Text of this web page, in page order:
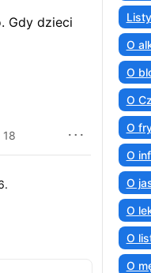
Gdy dzieci
18
O
O
O
O
O
O
O
O
O